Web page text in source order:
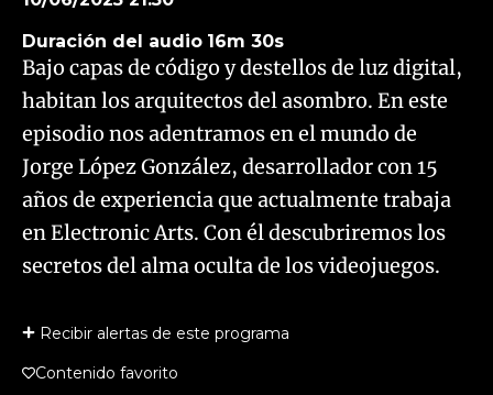
Duración del audio 16m 30s
Bajo capas de código y destellos de luz digital,
habitan los arquitectos del asombro. En este
episodio nos adentramos en el mundo de
Jorge López González, desarrollador con 15
años de experiencia que actualmente trabaja
en Electronic Arts. Con él descubriremos los
secretos del alma oculta de los videojuegos.
Recibir alertas de este programa
Contenido favorito